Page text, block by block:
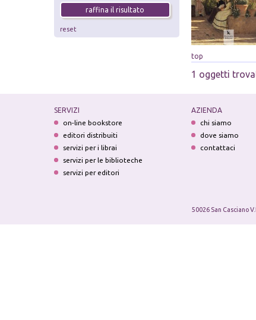
reset
top
1 oggetti
SERVIZI
on-line bookstore
editori distribuiti
servizi per i librai
servizi per le biblioteche
servizi per editori
AZIENDA
chi siamo
dove siamo
contattaci
50026 San Casciano